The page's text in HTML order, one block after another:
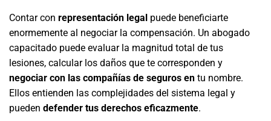
Contar con representación legal puede beneficiarte
enormemente al negociar la compensación. Un abogado
capacitado puede evaluar la magnitud total de tus
lesiones, calcular los daños que te corresponden y
negociar con las compañías de seguros en tu nombre.
Ellos entienden las complejidades del sistema legal y
pueden defender tus derechos eficazmente.